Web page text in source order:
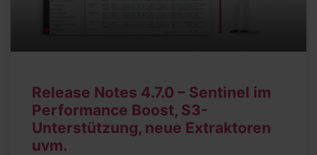
Release Notes 4.7.0 – Sentinel im
Performance Boost, S3-
Unterstützung, neue Extraktoren
uvm.